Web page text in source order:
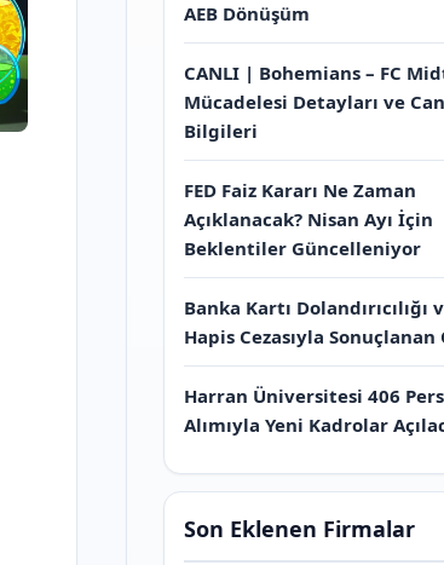
AEB Dönüşüm
CANLI | Bohemians – FC
Mücadelesi Detayları ve
Bilgileri
FED Faiz Kararı Ne Zaman
Açıklanacak? Nisan Ayı İçin
Beklentiler Güncelleniyor
Banka Kartı Dolandırıcılığı
Hapis Cezasıyla
Harran Üniversitesi 406
Alımıyla Yeni Kadrolar
Son Eklenen Firmalar